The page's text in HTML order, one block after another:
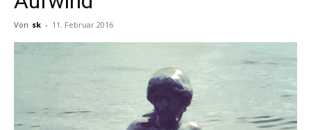
Von sk - 11. Februar 2016